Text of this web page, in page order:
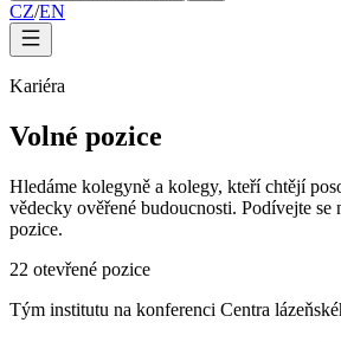
CZ/EN
Kariéra
Volné pozice
Hledáme kolegyně a kolegy, kteří chtějí
vědecky ověřené budoucnosti. Podívejte se
pozice.
22 otevřené pozice
Tým institutu na konferenci Centra